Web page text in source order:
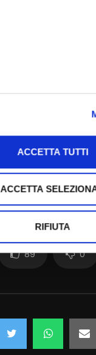
ACCETTA TUTTI
ACCETTA
RIFIUTA
89 0